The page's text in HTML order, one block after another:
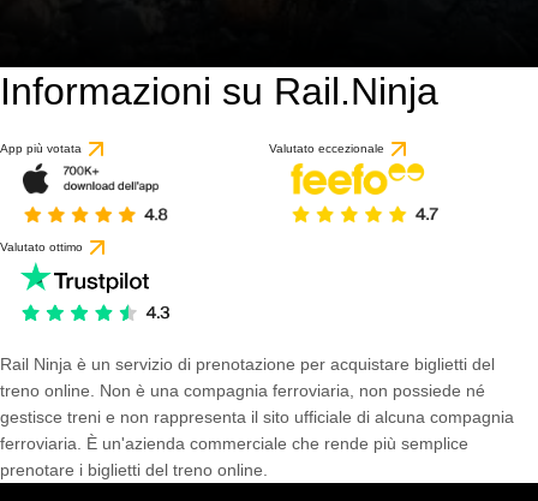
Informazioni su Rail.Ninja
App più votata Valutato eccezionale
Valutato ottimo
Rail Ninja è un servizio di prenotazione per acquistare biglietti del
treno online. Non è una compagnia ferroviaria, non possiede né
gestisce treni e non rappresenta il sito ufficiale di alcuna compagnia
ferroviaria. È un'azienda commerciale che rende più semplice
prenotare i biglietti del treno online.